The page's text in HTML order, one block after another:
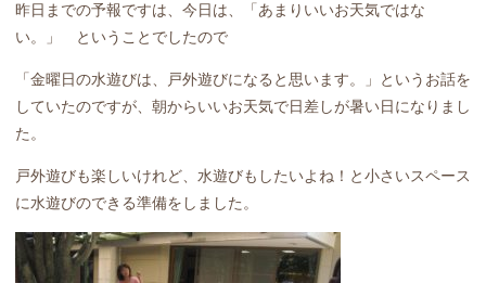
昨日までの予報ですは、今日は、「あまりいいお天気ではな
い。」 ということでしたので
「金曜日の水遊びは、戸外遊びになると思います。」というお話を
していたのですが、朝からいいお天気で日差しが暑い日になりまし
た。
戸外遊びも楽しいけれど、水遊びもしたいよね！と小さいスペース
に水遊びのできる準備をしました。